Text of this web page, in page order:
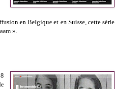
en Belgique et en Suisse, cette série
».